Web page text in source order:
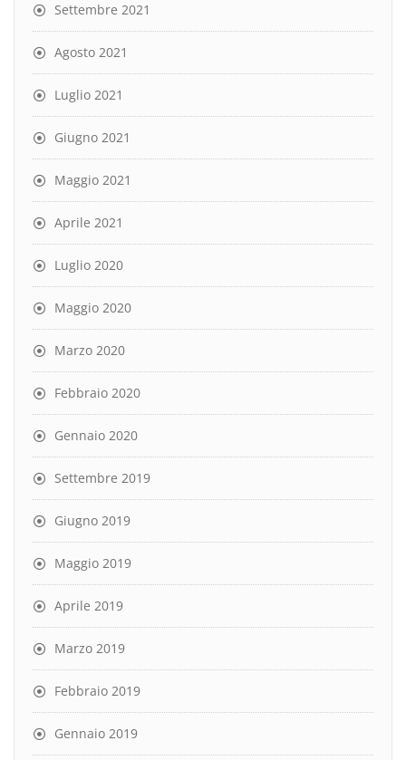
Settembre 2021
Agosto 2021
Luglio 2021
Giugno 2021
Maggio 2021
Aprile 2021
Luglio 2020
Maggio 2020
Marzo 2020
Febbraio 2020
Gennaio 2020
Settembre 2019
Giugno 2019
Maggio 2019
Aprile 2019
Marzo 2019
Febbraio 2019
Gennaio 2019